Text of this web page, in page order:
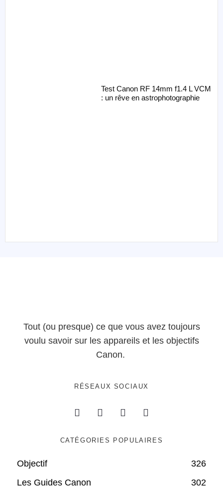
Test Canon RF 14mm f1.4 L VCM
: un rêve en astrophotographie
Tout (ou presque) ce que vous avez toujours
voulu savoir sur les appareils et les objectifs
Canon.
RÉSEAUX SOCIAUX
CATÉGORIES POPULAIRES
Objectif
326
Les Guides Canon
302